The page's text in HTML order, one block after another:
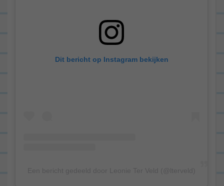
Dit bericht op Instagram bekijken